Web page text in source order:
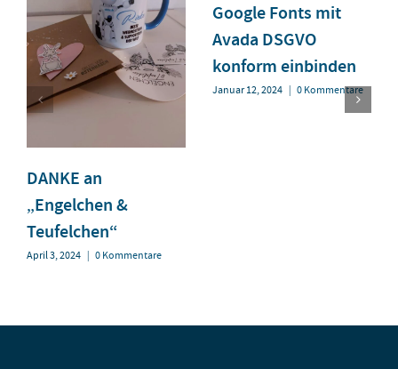
DANKE an
„Engelchen &
Teufelchen“
April 3, 2024 | 0 Kommentare
Google Fonts mit
Avada DSGVO
konform einbinden
Januar 12, 2024 | 0 Kommentare